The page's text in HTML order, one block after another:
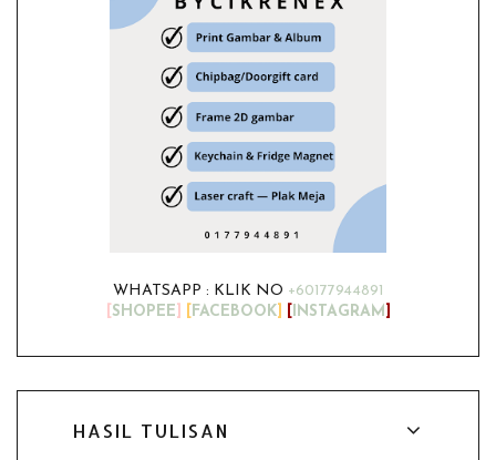
WHATSAPP : KLIK NO +60177944891
[SHOPEE] [FACEBOOK] [INSTAGRAM]
HASIL TULISAN